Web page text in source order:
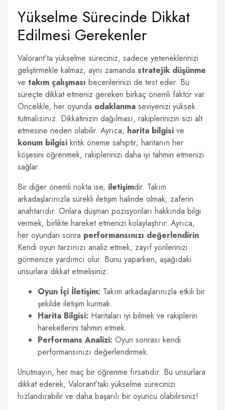
Yükselme Sürecinde Dikkat
Edilmesi Gerekenler
Valorant’ta yükselme süreciniz, sadece yeteneklerinizi
geliştirmekle kalmaz, aynı zamanda stratejik düşünme
ve takım çalışması becerilerinizi de test eder. Bu
süreçte dikkat etmeniz gereken birkaç önemli faktör var.
Öncelikle, her oyunda odaklanma seviyenizi yüksek
tutmalısınız. Dikkatinizin dağılması, rakiplerinizin sizi alt
etmesine neden olabilir. Ayrıca, harita bilgisi ve
konum bilgisi kritik öneme sahiptir; haritanın her
köşesini öğrenmek, rakiplerinizi daha iyi tahmin etmenizi
sağlar.
Bir diğer önemli nokta ise, iletişimdir. Takım
arkadaşlarınızla sürekli iletişim halinde olmak, zaferin
anahtarıdır. Onlara düşman pozisyonları hakkında bilgi
vermek, birlikte hareket etmenizi kolaylaştırır. Ayrıca,
her oyundan sonra performansınızı değerlendirin.
Kendi oyun tarzınızı analiz etmek, zayıf yönlerinizi
görmenize yardımcı olur. Bunu yaparken, aşağıdaki
unsurlara dikkat etmelisiniz:
Oyun İçi İletişim: Takım arkadaşlarınızla etkili bir
şekilde iletişim kurmak.
Harita Bilgisi: Haritaları iyi bilmek ve rakiplerin
hareketlerini tahmin etmek.
Performans Analizi: Oyun sonrası kendi
performansınızı değerlendirmek.
Unutmayın, her maç bir öğrenme fırsatıdır. Bu unsurlara
dikkat ederek, Valorant’taki yükselme sürecinizi
hızlandırabilir ve daha başarılı bir oyuncu olabilirsiniz!